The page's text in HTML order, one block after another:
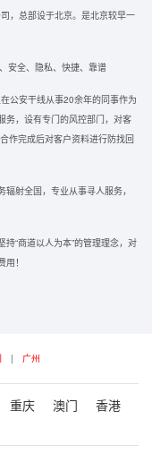
，总部设于北京。是北京较早一
安全、隐私、快捷、靠谱
公安干线从事20余年的同事作为
务，设有专门的风控部门，对客
作完成后对客户资料进行防找回
射全国，专业从事寻人服务，
“商道以人为本”的管理理念，对
！
| 广州
重庆 澳门
香港